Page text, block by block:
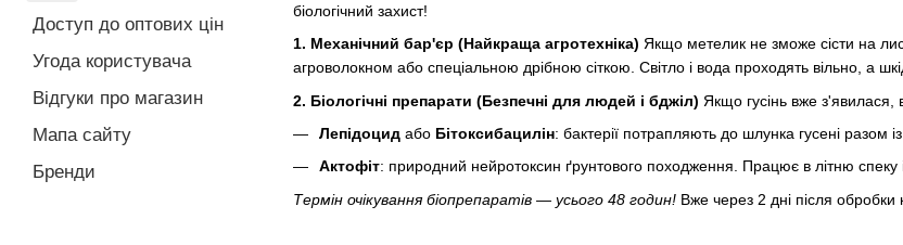
біологічний захист!
1. Механічний бар'єр (Найкраща агротехніка) Якщо метелик не зможе сісти на
агроволокном або спеціальною дрібною сіткою. Світло і вода проходять вільно, а
2. Біологічні препарати (Безпечні для людей і бджіл) Якщо гусінь вже з'явилася,
Лепідоцид або Бітоксибацилін: бактерії потрапляють до шлунка гусені разом
Актофіт: природний нейротоксин ґрунтового походження. Працює в літню спеку
Термін очікування біопрепаратів — усього 48 годин! Вже через 2 дні після
Доступ до оптових цін
Угода користувача
Відгуки про магазин
Мапа сайту
Бренди